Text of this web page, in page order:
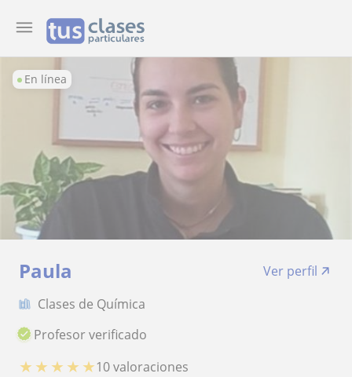
En línea
Paula
Ver perfil
Clases de Química
Profesor verificado
★ ★ ★ ★ ★10 valoraciones